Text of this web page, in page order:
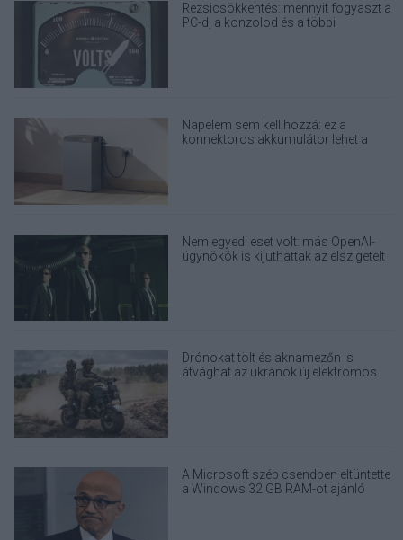
Rezsicsökkentés: mennyit fogyaszt a
PC-d, a konzolod és a többi
Napelem sem kell hozzá: ez a
konnektoros akkumulátor lehet a
Nem egyedi eset volt: más OpenAI-
ügynökök is kijuthattak az elszigetelt
Drónokat tölt és aknamezőn is
átvághat az ukránok új elektromos
A Microsoft szép csendben eltüntette
a Windows 32 GB RAM-ot ajánló